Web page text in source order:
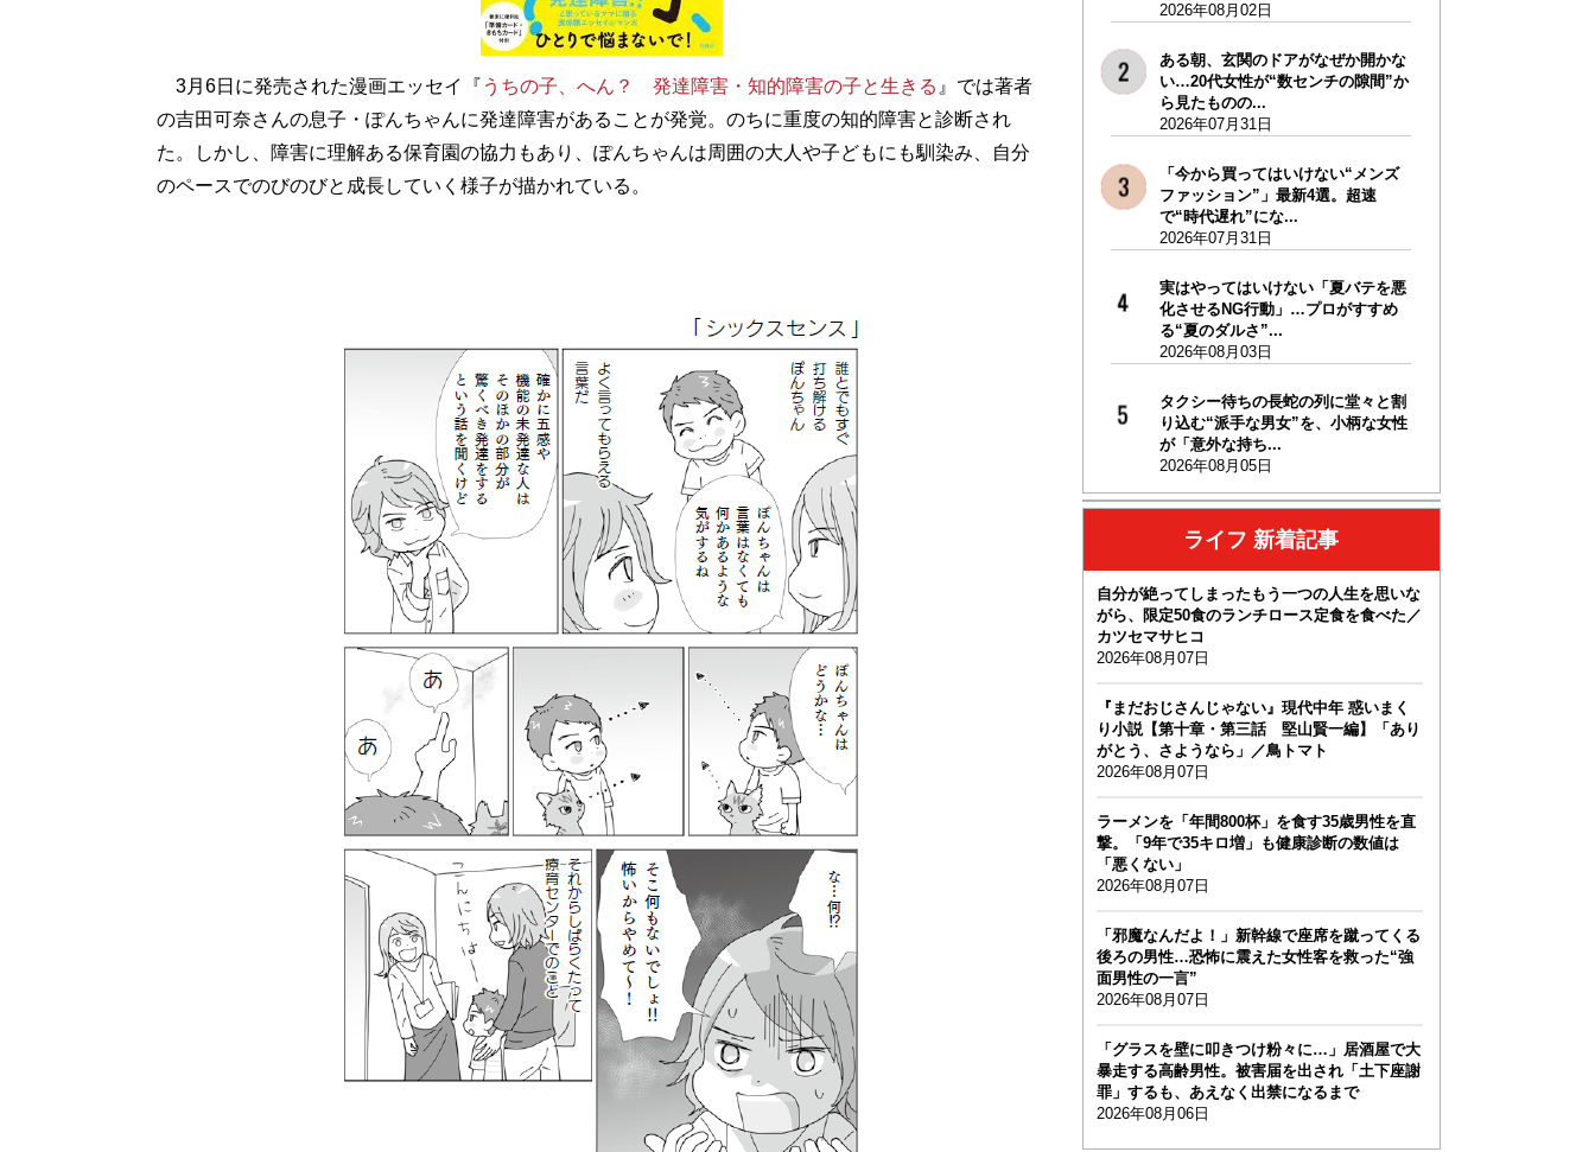
3月6日に発売された漫画エッセイ『 うちの子、へん？ 発達障害・知的障害の子と生きる 』では著者
の吉田可奈さんの息子・ぽんちゃんに発達障害があることが発覚。のちに重度の知的障害と診断され
た。しかし、障害に理解ある保育園の協力もあり、ぽんちゃんは周囲の大人や子どもにも馴染み、自分
のペースでのびのびと成長していく様子が描かれている。
2026年08月02日
ある朝、玄関のドアがなぜか開かな
い…20代女性が“数センチの隙間”か
ら見たものの...
2026年07月31日
「今から買ってはいけない“メンズ
ファッション”」最新4選。超速
で“時代遅れ”にな...
2026年07月31日
実はやってはいけない「夏バテを悪
化させるNG行動」…プロがすすめ
る“夏のダルさ”...
2026年08月03日
タクシー待ちの長蛇の列に堂々と割
り込む“派手な男女”を、小柄な女性
が「意外な持ち...
2026年08月05日
ライフ 新着記事
自分が絶ってしまったもう一つの人生を思いな
がら、限定50食のランチロース定食を食べた／
カツセマサヒコ
2026年08月07日
『まだおじさんじゃない』現代中年 惑いまく
り小説【第十章・第三話 堅山賢一編】「あり
がとう、さようなら」／鳥トマト
2026年08月07日
ラーメンを「年間800杯」を食す35歳男性を直
撃。「9年で35キロ増」も健康診断の数値は
「悪くない」
2026年08月07日
「邪魔なんだよ！」新幹線で座席を蹴ってくる
後ろの男性…恐怖に震えた女性客を救った“強
面男性の一言”
2026年08月07日
「グラスを壁に叩きつけ粉々に…」居酒屋で大
暴走する高齢男性。被害届を出され「土下座謝
罪」するも、あえなく出禁になるまで
2026年08月06日